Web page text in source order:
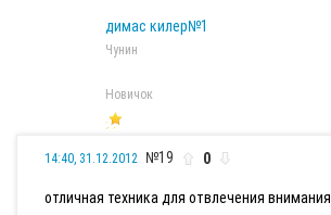
димас килер№1
Чунин
Новичок
14:40, 31.12.2012 №19 0
отличная техника для отвлечения внимания